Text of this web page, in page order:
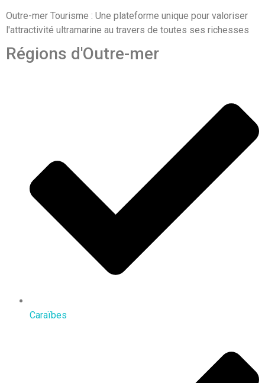
Outre-mer Tourisme : Une plateforme unique pour valoriser
l'attractivité ultramarine au travers de toutes ses richesses
Régions d'Outre-mer
Caraïbes